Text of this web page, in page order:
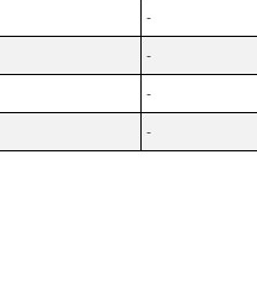
-
-
-
-